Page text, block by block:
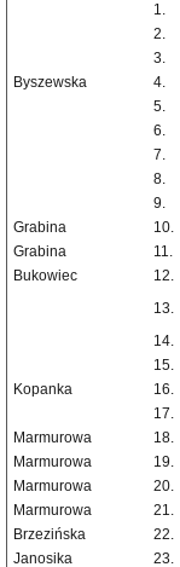
1.
2.
3.
Byszewska
4.
5.
6.
7.
8.
9.
Grabina
10.
Grabina
11.
Bukowiec
12.
13.
14.
15.
Kopanka
16.
17.
Marmurowa
18.
Marmurowa
19.
Marmurowa
20.
Marmurowa
21.
Brzezińska
22.
Janosika
23.